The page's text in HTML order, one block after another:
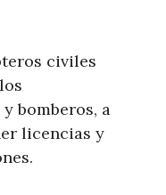
civiles
bomberos, a
licencias y